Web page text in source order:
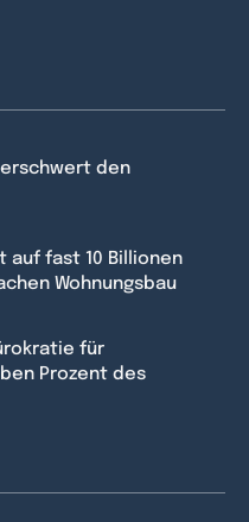
den
auf fast 10 Billionen
Wohnungsbau
für
Prozent des